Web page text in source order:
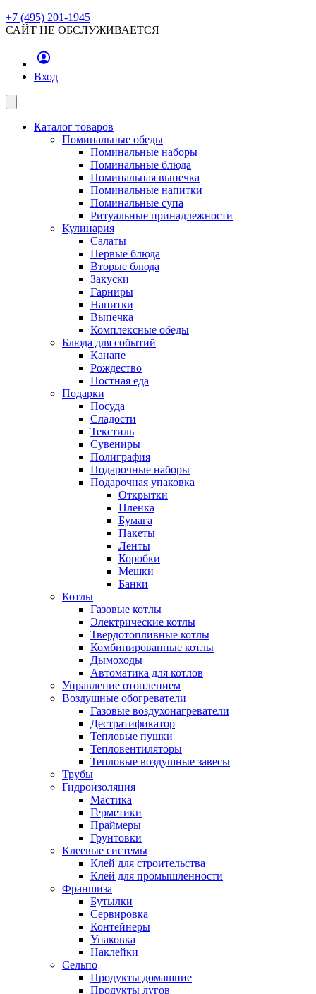
+7 (495) 201-1945
САЙТ НЕ ОБСЛУЖИВАЕТСЯ
Вход
Каталог товаров
Поминальные обеды
Поминальные наборы
Поминальные блюда
Поминальная выпечка
Поминальные напитки
Поминальные супа
Ритуальные принадлежности
Кулинария
Салаты
Первые блюда
Вторые блюда
Закуски
Гарниры
Напитки
Выпечка
Комплексные обеды
Блюда для событий
Канапе
Рождество
Постная еда
Подарки
Посуда
Сладости
Текстиль
Сувениры
Полиграфия
Подарочные наборы
Подарочная упаковка
Открытки
Пленка
Бумага
Пакеты
Ленты
Коробки
Мешки
Банки
Котлы
Газовые котлы
Электрические котлы
Твердотопливные котлы
Комбинированные котлы
Дымоходы
Автоматика для котлов
Управление отоплением
Воздушные обогреватели
Газовые воздухонагреватели
Дестратификатор
Тепловые пушки
Тепловентиляторы
Тепловые воздушные завесы
Трубы
Гидроизоляция
Мастика
Герметики
Праймеры
Грунтовки
Клеевые системы
Клей для строительства
Клей для промышленности
Франшиза
Бутылки
Сервировка
Контейнеры
Упаковка
Наклейки
Сельпо
Продукты домашние
Продукты лугов